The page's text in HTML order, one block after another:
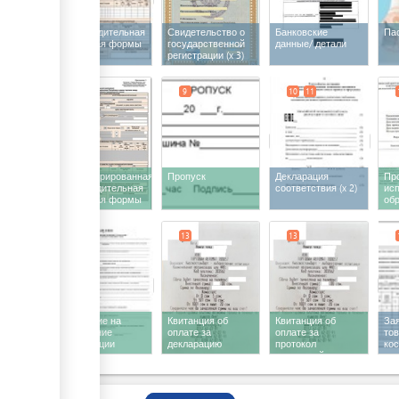
Сопроводительная
накладная формы
Свидетельство о
государственной
регистрации(x 3)
Банковские
данные/ детали
Зарегистрированная
сопроводительная
накладная формы
Пропуск
9
Декларация
соответствия (x 2)
10 11
Заявление на
проведение
регистрации
декларации
техническим
Квитанция об
оплате за
декларацию
соответствия
13
Квитанция об
оплате за
протокол
испытаний в
13